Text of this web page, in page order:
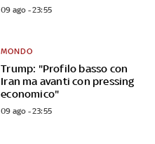
09 ago - 23:55
Trump: "Profilo basso con
Iran ma avanti con pressing
economico"
MONDO
09 ago - 23:55